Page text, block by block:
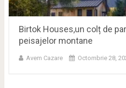
Birtok Houses,un colț de
peisajelor montane
Avem Cazare Octombrie 28,